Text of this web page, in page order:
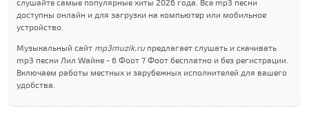
слушайте самые популярные хиты 2026 года. Все mp3 песни
доступны онлайн и для загрузки на компьютер или мобильное
устройство.
Музыкальный сайт mp3muzik.ruпредлагает слушать и скачивать
mp3 песни Лил Wайне - 6 Фоот 7 Фоот бесплатно и без регистрации.
Включаем работы местных и зарубежных исполнителей для вашего
удобства.